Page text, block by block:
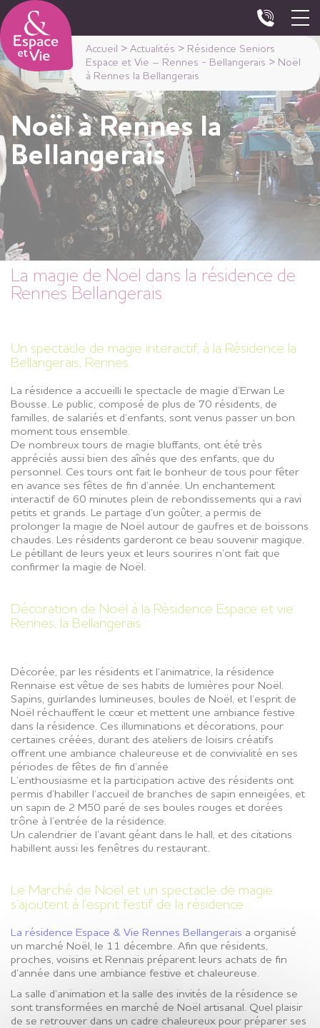
Accueil > Actualités > Résidence Seniors
Espace et Vie – Rennes - Bellangerais > Noël
à Rennes la Bellangerais
Noël à Rennes la
Bellangerais
La magie de Noël dans la résidence de
Rennes Bellangerais
Un spectacle de magie interactif, à la Résidence la
Bellangerais, Rennes.
La résidence a accueilli le spectacle de magie d’Erwan Le
Bousse. Le public, composé de plus de 70 résidents, de
familles, de salariés et d’enfants, sont venus passer un bon
moment tous ensemble.
De nombreux tours de magie bluffants, ont été très
appréciés aussi bien des aînés que des enfants, que du
personnel. Ces tours ont fait le bonheur de tous pour fêter
en avance ses fêtes de fin d’année. Un enchantement
interactif de 60 minutes plein de rebondissements qui a ravi
petits et grands. Le partage d’un goûter, a permis de
prolonger la magie de Noël autour de gaufres et de boissons
chaudes. Les résidents garderont ce beau souvenir magique.
Le pétillant de leurs yeux et leurs sourires n’ont fait que
confirmer la magie de Noël.
Décoration de Noël à la Résidence Espace et vie
Rennes, la Bellangerais :
Décorée, par les résidents et l’animatrice, la résidence
Rennaise est vêtue de ses habits de lumières pour Noël.
Sapins, guirlandes lumineuses, boules de Noël, et l’esprit de
Noël réchauffent le cœur et mettent une ambiance festive
dans la résidence. Ces illuminations et décorations, pour
certaines créées, durant des ateliers de loisirs créatifs
offrent une ambiance chaleureuse et de convivialité en ses
périodes de fêtes de fin d’année
L’enthousiasme et la participation active des résidents ont
permis d’habiller l’accueil de branches de sapin enneigées, et
un sapin de 2 M50 paré de ses boules rouges et dorées
trône à l’entrée de la résidence.
Un calendrier de l’avant géant dans le hall, et des citations
habillent aussi les fenêtres du restaurant.
Le Marché de Noël et un spectacle de magie
s’ajoutent à l’esprit festif de la résidence :
La résidence Espace & Vie Rennes Bellangerais a organisé
un marché Noël, le 11 décembre. Afin que résidents,
proches, voisins et Rennais préparent leurs achats de fin
d’année dans une ambiance festive et chaleureuse.
La salle d’animation et la salle des invités de la résidence se
sont transformées en marché de Noël artisanal. Quel plaisir
de se retrouver dans un cadre chaleureux pour préparer ses
Panneau de gestion des cookies